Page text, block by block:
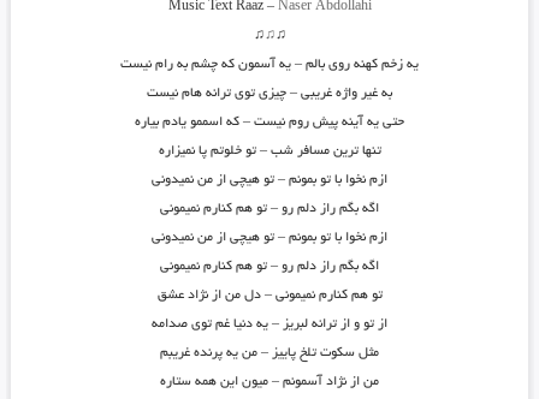
Music Text Raaz – Naser Abdollahi
♫
♫
♫
یه زخم کهنه روی بالم –یه آسمون که چشم به رام نیست
به غیر واژه غریبی – چیزی توی ترانه هام نیست
حتی یه آینه پیش روم نیست – که اسممو یادم بیاره
تنها ترین مسافر شب – تو خلوتم پا نمیزاره
ازم نخوا با تو بمونم – تو هیچی از من نمیدونی
اگه بگم راز دلم رو – تو هم کنارم نمیمونی
ازم نخوا با تو بمونم – تو هیچی از من نمیدونی
اگه بگم راز دلم رو – تو هم کنارم نمیمونی
تو هم کنارم نمیمونی – دل من از نژاد عشق
از تو و از ترانه لبریز – یه دنیا غم توی صدامه
مثل سکوت تلخ پاییز – من یه پرنده غریبم
من از نژاد آسمونم – میون این همه ستاره